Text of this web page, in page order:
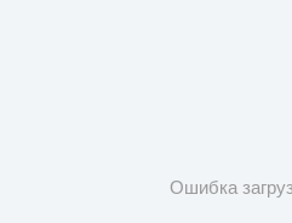
Ошибка